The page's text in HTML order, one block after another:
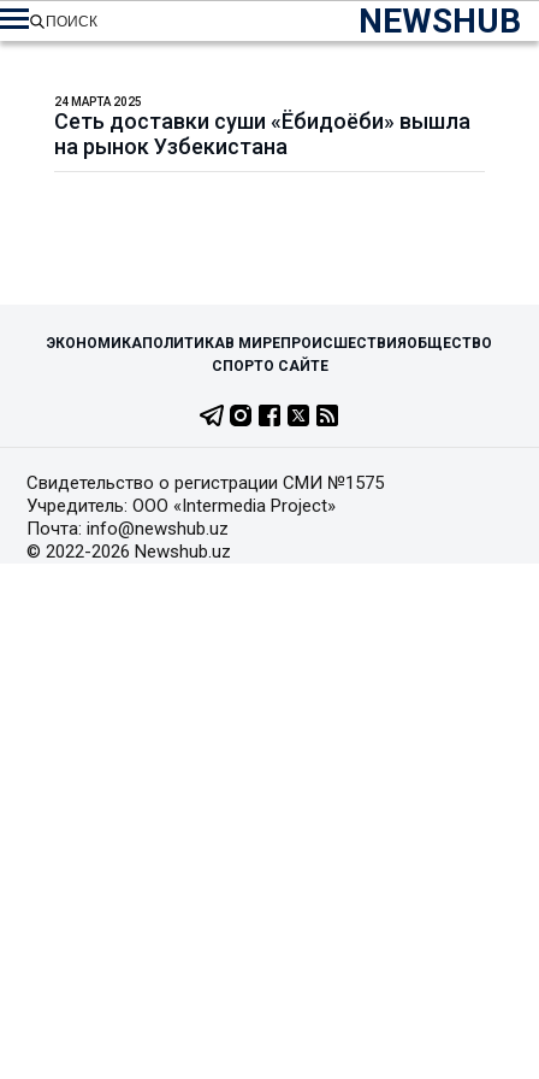
NEWSHUB
ПОИСК
Сеть доставки суши «Ёбидоёби» вышла
на рынок Узбекистана
24 МАРТА 2025
ЭКОНОМИКАПОЛИТИКАВ МИРЕПРОИСШЕСТВИЯ ОБЩЕСТВО
СПОРТО САЙТЕ
Свидетельство о регистрации СМИ №1575
Учредитель: ООО «Intermedia Project»
Почта: info@newshub.uz
© 2022-2026 Newshub.uz